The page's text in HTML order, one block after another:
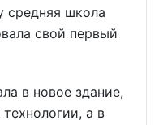
средняя школа
свой первый
в новое здание,
а в